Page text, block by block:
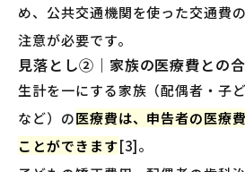
め、公共交通機関を使った交通費
注意が必要です。
見落とし②｜家族の医療費との
生計を一にする家族（配偶者・子
など）の医療費は、申告者の医療
ことができます[3]。